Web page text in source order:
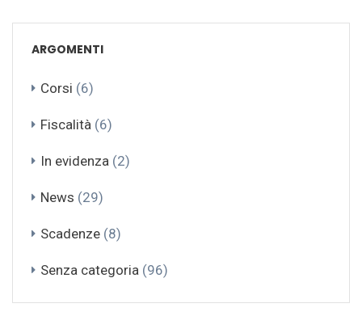
ARGOMENTI
Corsi (6)
Fiscalità (6)
In evidenza (2)
News (29)
Scadenze (8)
Senza categoria (96)